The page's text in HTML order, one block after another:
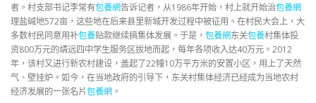
者。村支部书记李常有包養網告诉记者，从1986年开始，村上就开始治包養網
理盐碱地572亩，这些地在后来县里新城开发过程中被征用。在村民大会上，大
多数村民同意用补包養贴款继续搞集体发展。于是， 包養網东关包養村集体投
资800万元的靖远四中学生服务区拔地而起，每年各项收入达40万元。2012
年，该村又进行新农村建设，盖起了22幢10万平方米的安置小区，用上了天然
气、壁挂炉。如今，在当地政府的引导下，东关村集体经济已经成为当地农村
经济发展的一张名片包養網 。